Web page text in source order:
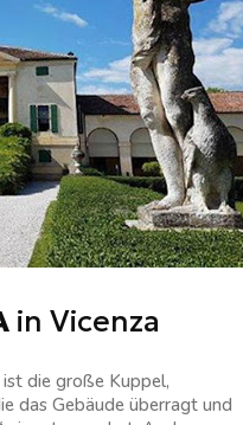
in Vicenza
ist die große Kuppel,
das Gebäude überragt und